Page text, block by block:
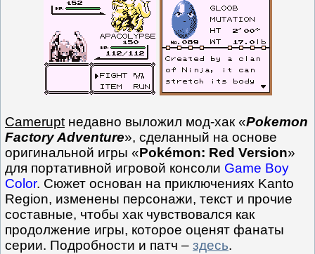
Cameruptнедавно выложил мод-хак «Pokemon
Factory Adventure», сделанный на основе
оригинальной игры «Pokémon: Red Version»
для портативной игровой консоли Game Boy
Color. Сюжет основан на приключениях Kanto
Region, изменены персонажи, текст и прочие
составные, чтобы хак чувствовался как
продолжение игры, которое оценят фанаты
серии. Подробности и патч – здесь.